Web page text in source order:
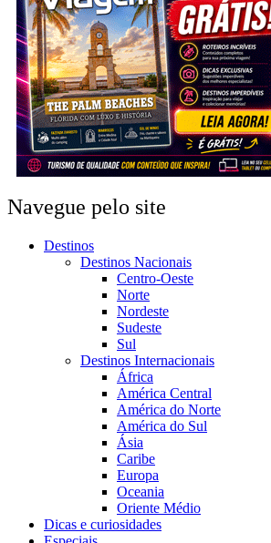
Navegue pelo site
Destinos
Destinos Nacionais
Centro-Oeste
Norte
Nordeste
Sudeste
Sul
Destinos Internacionais
África
América Central
América do Norte
América do Sul
Ásia
Caribe
Europa
Oceania
Oriente Médio
Dicas e curiosidades